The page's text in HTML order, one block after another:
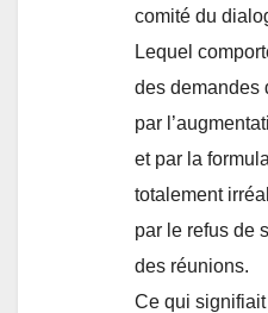
comité du
Lequel
des demandes
par
et par la
totalement
par le refus de
des réunions.
Ce qui